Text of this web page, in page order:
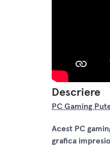
Descriere
PC Gaming
Acest PC
grafica